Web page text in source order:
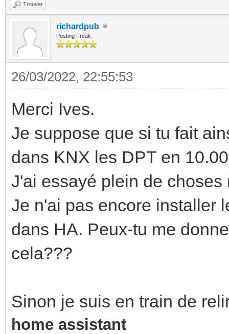
Trouver
richardpub
Posting Freak
26/03/2022, 22:55:53
Merci Ives.
Je suppose que si tu fait
dans KNX les DPT en
J'ai essayé plein de
Je n'ai pas encore installer
dans HA. Peux-tu me
cela???
Sinon je suis en train de
home assistant